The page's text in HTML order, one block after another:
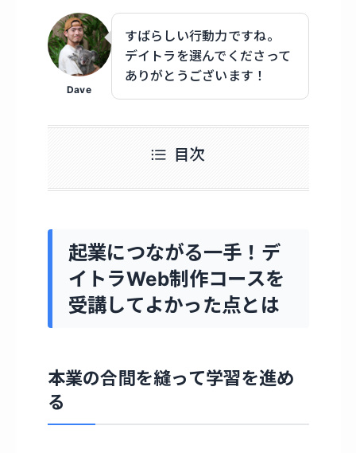
Dave
すばらしい行動力ですね。
デイトラを選んでくださって
ありがとうございます！
目次
起業につながる一手！デ
イトラWeb制作コースを
受講してよかった点とは
本業の合間を縫って学習を進め
る